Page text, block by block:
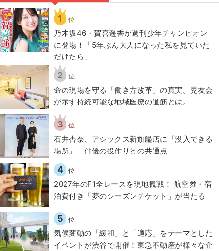
1 位
乃木坂46・賀喜遥香が週刊少年チャンピオン
に登場！「5年ぶん大人になった私を見ていた
だけたら」
2 位
​命の現場を守る「働き方改革」の真実。晃友会
が示す持続可能な地域医療の道筋とは。
3 位
石井杏奈、アシックス新旗艦店に「没入できる
場所」 俳優の役作りとの共通点
4 位
2027年のF1全レースを現地観戦！ 航空券・宿
泊費付き「夢のシーズンチケット」が当たる
5 位
気候変動の「緩和」と「適応」をテーマとした
イベントが渋谷で開催！東急不動産が様々な企